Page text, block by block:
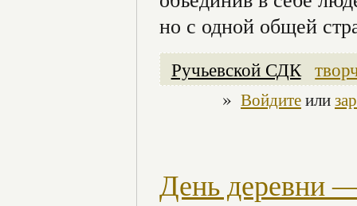
но с одной общей
Ручьевской СДК
» Войдитеили
День деревни